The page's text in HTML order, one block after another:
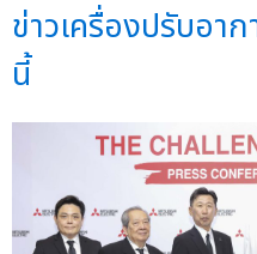
ข่าวเครื่องปรับอ
นี้